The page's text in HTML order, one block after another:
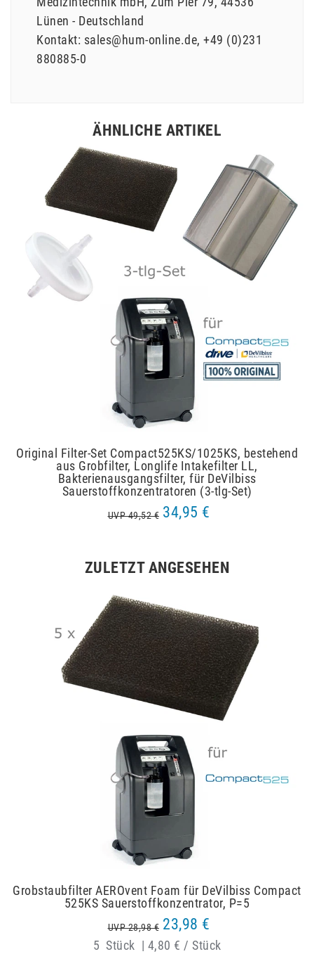
Lünen
Deutschland
Kontakt: sales@hum-online.de +49 (0)231
880885-0
ÄHNLICHE ARTIKEL
Original Filter-Set Compact525KS/1025KS, bestehend
aus Grobfilter, Longlife Intakefilter LL,
Bakterienausgangsfilter, für DeVilbiss
Sauerstoffkonzentratoren (3-tlg-Set)
UVP 49,52 € 34,95 €
ZULETZT ANGESEHEN
Grobstaubfilter AEROvent Foam für DeVilbiss Compact
525KS Sauerstoffkonzentrator, P=5
UVP 28,98 € 23,98 €
5 Stück | 4,80 € / Stück